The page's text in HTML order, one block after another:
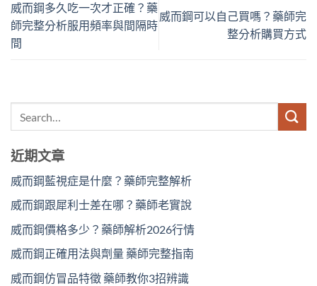
威而鋼多久吃一次才正確？藥
師完整分析服用頻率與間隔時
間
威而鋼可以自己買嗎？藥師完
整分析購買方式
近期文章
威而鋼藍視症是什麼？藥師完整解析
威而鋼跟犀利士差在哪？藥師老實說
威而鋼價格多少？藥師解析2026行情
威而鋼正確用法與劑量 藥師完整指南
威而鋼仿冒品特徵 藥師教你3招辨識